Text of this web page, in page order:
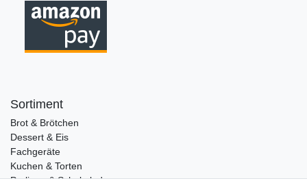
Sortiment
Brot & Brötchen
Dessert & Eis
Fachgeräte
Kuchen & Torten